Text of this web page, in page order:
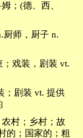
；(德、西、
厨师，厨子 n.
；戏装，剧装 vt.
；剧装 vt. 提供
村；乡村；故
的；国家的；粗